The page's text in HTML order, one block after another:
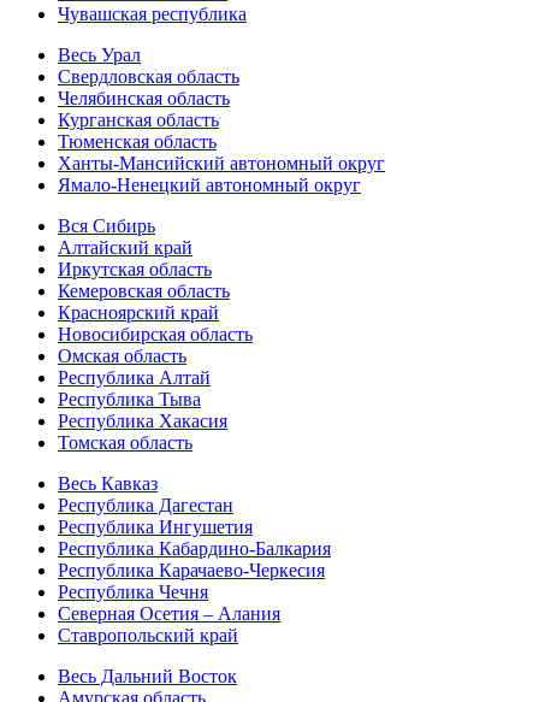
Чувашская республика
Весь Урал
Свердловская область
Челябинская область
Курганская область
Тюменская область
Ханты-Мансийский автономный округ
Ямало-Ненецкий автономный округ
Вся Сибирь
Алтайский край
Иркутская область
Кемеровская область
Красноярский край
Новосибирская область
Омская область
Республика Алтай
Республика Тыва
Республика Хакасия
Томская область
Весь Кавказ
Республика Дагестан
Республика Ингушетия
Республика Кабардино-Балкария
Республика Карачаево-Черкесия
Республика Чечня
Северная Осетия – Алания
Ставропольский край
Весь Дальний Восток
Амурская область